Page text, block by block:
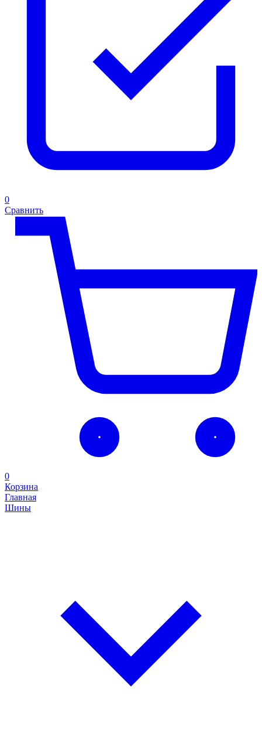
0
Сравнить
0
Корзина
Главная
Шины